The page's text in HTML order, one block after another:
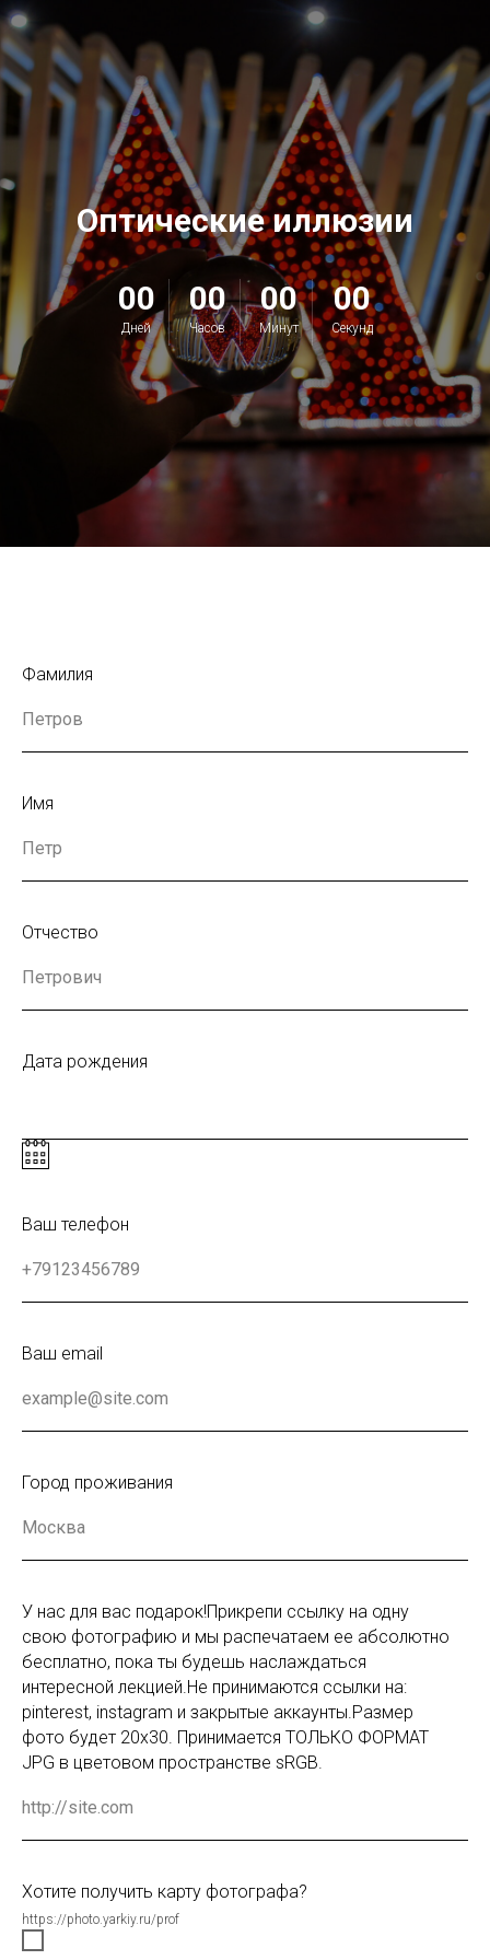
Оптические иллюзии
00
Дней
00
Часов
00
Минут
00
Секунд
Фамилия
Имя
Отчество
Дата рождения
Ваш телефон
Ваш email
Город проживания
У нас для вас подарок!Прикрепи ссылку на одну
свою фотографию и мы распечатаем ее абсолютно
бесплатно, пока ты будешь наслаждаться
интересной лекцией.Не принимаются ссылки на:
pinterest, instagram и закрытые аккаунты.Размер
фото будет 20х30. Принимается ТОЛЬКО ФОРМАТ
JPG в цветовом пространстве sRGB.
Хотите получить карту фотографа?
https://photo.yarkiy.ru/prof